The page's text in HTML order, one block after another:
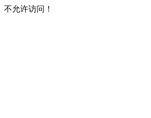
不允许访问！